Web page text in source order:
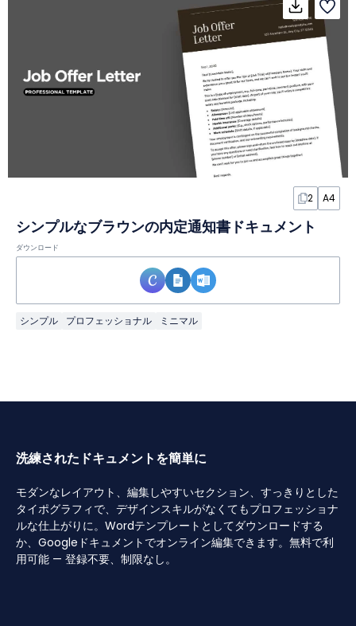
2 A4
シンプルなブラウンの内定通知書ドキュメント
ダウンロード
シンプル プロフェッショナル ミニマル
洗練されたドキュメントを簡単に
モダンなレイアウト、編集しやすいセクション、すっきりとした
タイポグラフィで、デザインスキルがなくてもプロフェッショナ
ルな仕上がりに。Wordテンプレートとしてダウンロードする
か、Googleドキュメントでオンライン編集できます。無料で利
用可能 — 登録不要、制限なし。